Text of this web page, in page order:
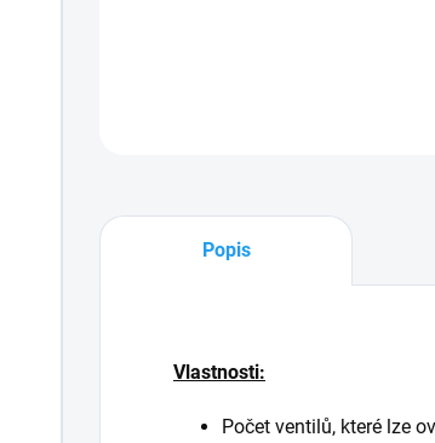
Popis
Vlastnosti:
Počet ventilů, které lze